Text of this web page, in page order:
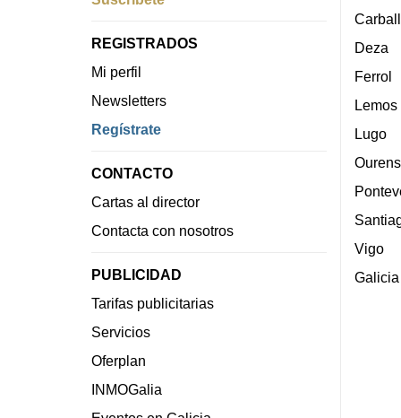
REGISTRADOS
Mi perfil
Newsletters
Regístrate
CONTACTO
Cartas al director
Contacta con nosotros
PUBLICIDAD
Tarifas publicitarias
Servicios
Oferplan
INMOGalia
Deza
Ferrol
Lemos
Lugo
Vigo